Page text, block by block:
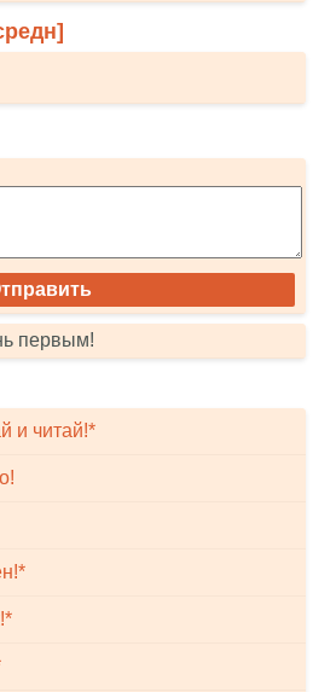
первым!
и читай!*